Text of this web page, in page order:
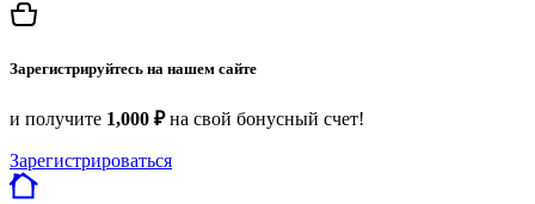
Зарегистрируйтесь на нашем сайте
и получите 1,000 ₽на свой бонусный счет!
Зарегистрироваться